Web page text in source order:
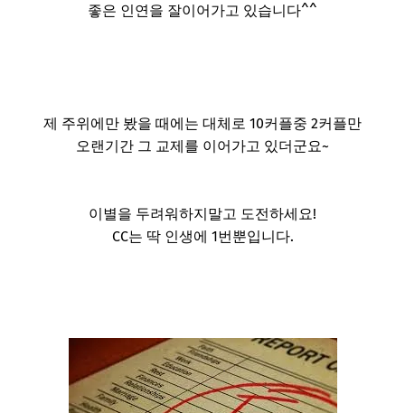
좋은 인연을 잘이어가고 있습니다^^
제 주위에만 봤을 때에는 대체로 10커플중 2커플만
오랜기간 그 교제를 이어가고 있더군요~
이별을 두려워하지말고 도전하세요!
CC는 딱 인생에 1번뿐입니다.